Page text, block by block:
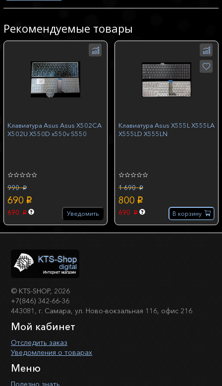
Рекомендуемые товары
Клавиатура Asus Asus X502CA
X502U X550D x550v S550
990 p
690 p
690 p Уведомить
Клавиатура Asus X555L X555LA
X555LD X555LN
1 690 p
800 p
690 p В корзину
© KTS-SHOP, 2026
+7(846) 342-66-36
443081, г. Самара, ул. Ново-вокзальная 116, офис 216
Мой кабинет
Отследить заказ
Уведомления о товарах
Меню
Полезно знать